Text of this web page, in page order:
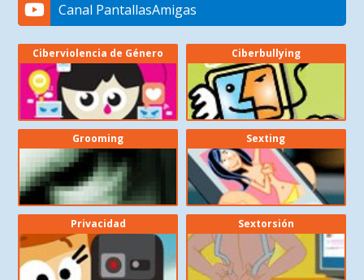
Canal PantallasAmigas
Ciberviolencia de Género Ciberbullying
Grooming Sexting
Privacidad Sextorsión